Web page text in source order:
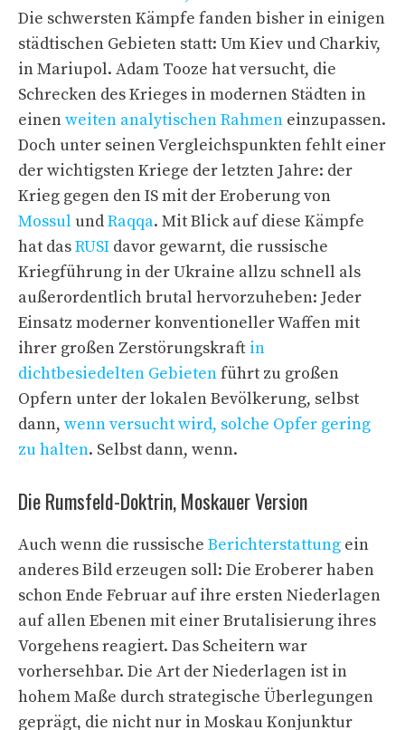
Die schwersten Kämpfe fanden bisher in einigen
städtischen Gebieten statt: Um Kiev und Charkiv,
in Mariupol. Adam Tooze hat versucht, die
Schrecken des Krieges in modernen Städten in
einenweiten analytischen Rahmen einzupassen.
Doch unter seinen Vergleichspunkten fehlt einer
der wichtigsten Kriege der letzten Jahre: der
Krieg gegen den IS mit der Eroberung von
Mossul undRaqqa. Mit Blick auf diese Kämpfe
hat dasRUSI davor gewarnt, die russische
Kriegführung in der Ukraine allzu schnell als
außerordentlich brutal hervorzuheben: Jeder
Einsatz moderner konventioneller Waffen mit
ihrer großen Zerstörungskraft in
dichtbesiedelten Gebietenführt zu großen
Opfern unter der lokalen Bevölkerung, selbst
dann, wenn versucht wird, solche Opfer gering
zu halten. Selbst dann, wenn.
Die Rumsfeld-Doktrin, Moskauer Version
Auch wenn die russische Berichterstattung ein
anderes Bild erzeugen soll: Die Eroberer haben
schon Ende Februar auf ihre ersten Niederlagen
auf allen Ebenen mit einer Brutalisierung ihres
Vorgehens reagiert. Das Scheitern war
vorhersehbar. Die Art der Niederlagen ist in
hohem Maße durch strategische Überlegungen
geprägt, die nicht nur in Moskau Konjunktur